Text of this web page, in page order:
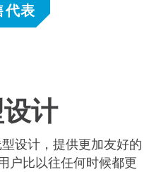
代表
计
设计，提供更加友好的
户比以往任何时候都更